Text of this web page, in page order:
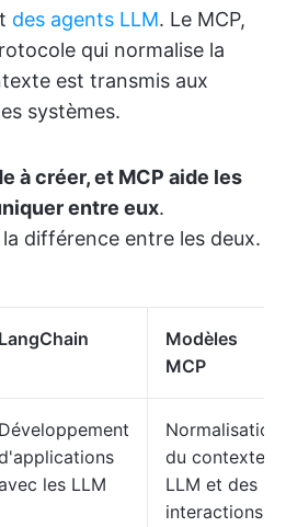
des agents LLM. Le MCP,
qui normalise la
est transmis aux
systèmes.
à créer, et MCP aide les
entre eux.
différence entre les deux.
LangChain
Modèles
MCP
Développement
les LLM
Normalisation
du contexte
LLM et des
interactions